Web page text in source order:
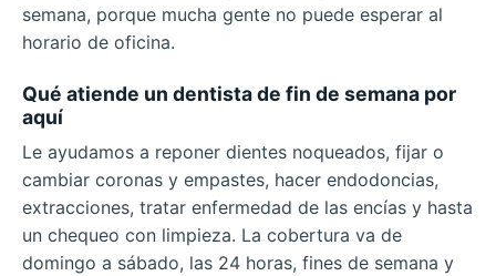
semana, porque mucha gente no puede esperar al
horario de oficina.
Qué atiende un dentista de fin de semana por
aquí
Le ayudamos a reponer dientes noqueados, fijar o
cambiar coronas y empastes, hacer endodoncias,
extracciones, tratar enfermedad de las encías y hasta
un chequeo con limpieza. La cobertura va de
domingo a sábado, las 24 horas, fines de semana y